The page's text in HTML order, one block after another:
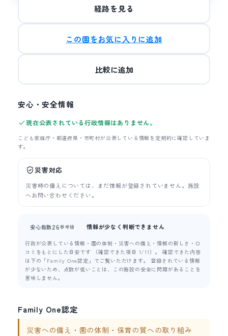
経路を見る
この園をお気に入りに追加
比較に追加
安心・安全情報
現在公表されている行政情報はありません。
こども家庭庁・都道府県・市町村が公表している情報を定期的に確認していま
す。
災害対応
災害時の備えについては、まだ情報が登録されていません。施設
へお問い合わせください。
安心指数26参考値 情報が少なく判断できません
行政が公表している情報・園の体制・災害への備え・情報の新しさ・口
コミをもとにした目安です （確認できた項目 1/11）。 確認できた内容
は下の「Family One認定」でご覧いただけます。 登録されている情報
が少ないため、点数が低いことは、この施設の安全に問題があることを
意味しません。
Family One認定
災害への備え・園の体制・保育の質への取り組み